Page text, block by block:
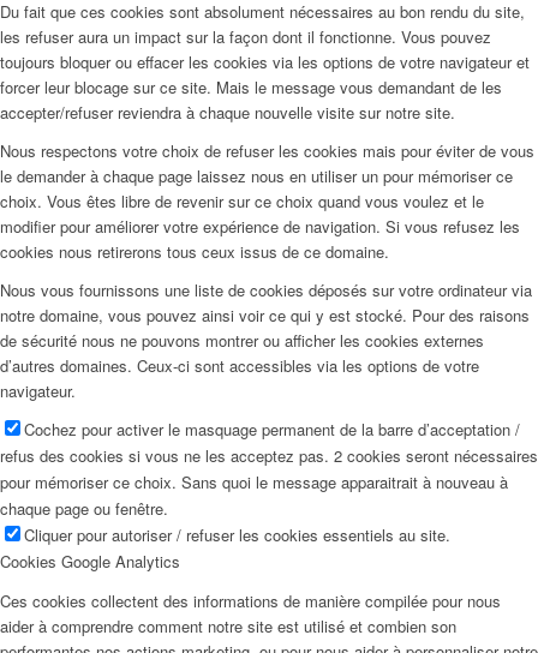
Du fait que ces cookies sont absolument nécessaires au bon rendu du site,
les refuser aura un impact sur la façon dont il fonctionne. Vous pouvez
toujours bloquer ou effacer les cookies via les options de votre navigateur et
forcer leur blocage sur ce site. Mais le message vous demandant de les
accepter/refuser reviendra à chaque nouvelle visite sur notre site.
Nous respectons votre choix de refuser les cookies mais pour éviter de vous
le demander à chaque page laissez nous en utiliser un pour mémoriser ce
choix. Vous êtes libre de revenir sur ce choix quand vous voulez et le
modifier pour améliorer votre expérience de navigation. Si vous refusez les
cookies nous retirerons tous ceux issus de ce domaine.
Nous vous fournissons une liste de cookies déposés sur votre ordinateur via
notre domaine, vous pouvez ainsi voir ce qui y est stocké. Pour des raisons
de sécurité nous ne pouvons montrer ou afficher les cookies externes
d’autres domaines. Ceux-ci sont accessibles via les options de votre
navigateur.
Cochez pour activer le masquage permanent de la barre d’acceptation /
refus des cookies si vous ne les acceptez pas. 2 cookies seront nécessaires
pour mémoriser ce choix. Sans quoi le message apparaitrait à nouveau à
chaque page ou fenêtre.
Cliquer pour autoriser / refuser les cookies essentiels au site.
Cookies Google Analytics
Ces cookies collectent des informations de manière compilée pour nous
aider à comprendre comment notre site est utilisé et combien son